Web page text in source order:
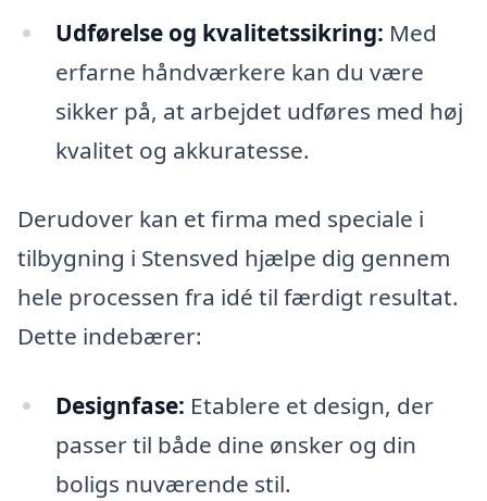
Udførelse og kvalitetssikring: Med
erfarne håndværkere kan du være
sikker på, at arbejdet udføres med høj
kvalitet og akkuratesse.
Derudover kan et firma med speciale i
tilbygning i Stensved hjælpe dig gennem
hele processen fra idé til færdigt resultat.
Dette indebærer:
Designfase: Etablere et design, der
passer til både dine ønsker og din
boligs nuværende stil.